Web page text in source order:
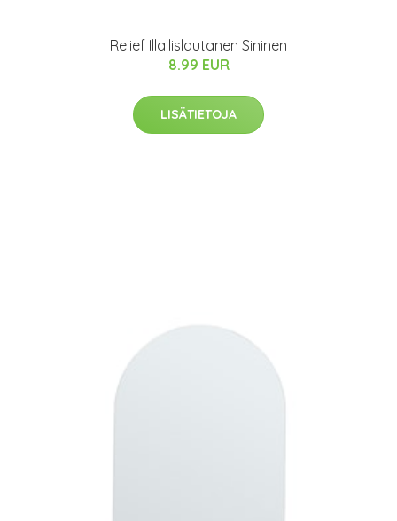
Relief Illallislautanen Sininen
8.99 EUR
LISÄTIETOJA